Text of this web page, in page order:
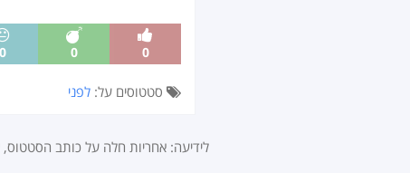
0
0
0
סטטוסים על: לפני
לידיעה: אחריות חלה על כותב